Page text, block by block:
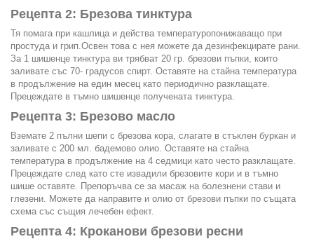
Рецепта 2: Брезова тинктура
Тя помага при кашлица и действа температуропонижаващо при
простуда и грип.Освен това с нея можете да дезинфекцирате рани.
За 1 шишенце тинктура ви трябват 20 гр. брезови пъпки, които
заливате със 70- градусов спирт. Оставяте на стайна температура
в продължение на един месец като периодично разклащате.
Прецеждате в тъмно шишенце получената тинктура.
Рецепта 3: Брезово масло
Вземате 2 пълни шепи с брезова кора, слагате в стъклен буркан и
заливате с 200 мл. бадемово олио. Оставяте на стайна
температура в продължение на 4 седмици като често разклащате.
Прецеждате след като сте извадили брезовите кори и в тъмно
шише оставяте. Препоръчва се за масаж на болезнени стави и
глезени. Можете да направите и олио от брезови пъпки по същата
схема със същия лечебен ефект.
Рецепта 4: Кроканови брезови ресни